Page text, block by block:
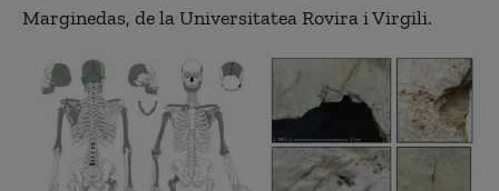
Marginedas, de la Universitatea Rovira i Virgili.